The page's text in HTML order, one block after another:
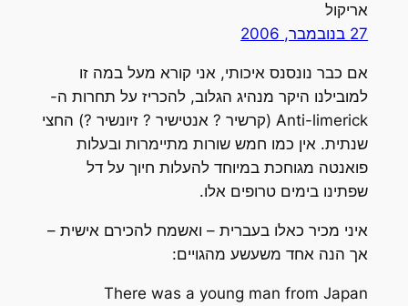
אריקול
27 בנובמבר, 2006
אם כבר נונסנס איכותי, אני קורא מעל במה זו
למובילנו היקר מנהיג הגלוב, להכריז על תחרות ה-
Anti-limerick (קרשיר ? אנטישיר ? זיונשיר ?) החצי
שנתית. אין כמו חמש שורות מתיימרות ובעלות
פואנטה מגוחכת במיוחד להעלות חיוך על דל
שפתינו בימים טרופים אלו.
איני מכיר כאלו בעברית – ואשמח להכירם אישית –
אך הנה אחד משעשע מהגויים:
There was a young man from Japan